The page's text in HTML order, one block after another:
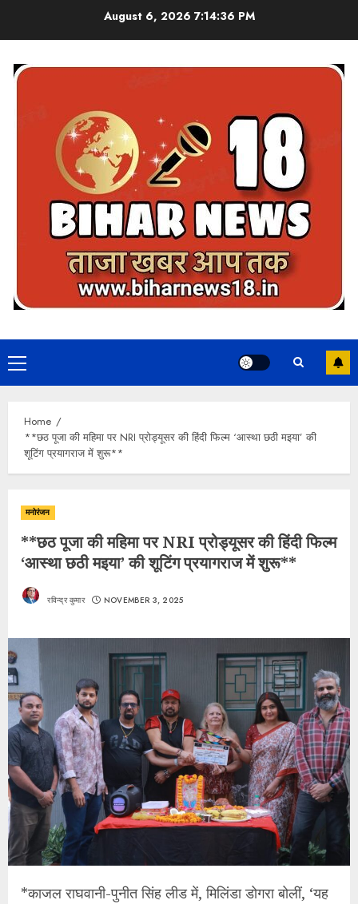
August 6, 20267:14:37 PM
Primary
Menu
Home
**छठ पूजा की महिमा पर NRI प्रोड्यूसर की हिंदी फिल्म ‘आस्था छठी मइया’ की
शूटिंग प्रयागराज में शुरू**
मनोरंजन
**छठ पूजा की महिमा पर NRI प्रोड्यूसर की हिंदी फिल्म
‘आस्था छठी मइया’ की शूटिंग प्रयागराज में शुरू**
रविन्द्र कुमार NOVEMBER 3, 2025
*काजल राघवानी-पुनीत सिंह लीड में, मिलिंडा डोगरा बोलीं, ‘यह